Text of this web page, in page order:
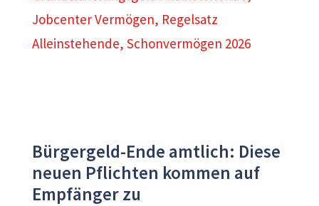
Jobcenter Vermögen, Regelsatz
Alleinstehende, Schonvermögen 2026
Bürgergeld-Ende amtlich: Diese
neuen Pflichten kommen auf
Empfänger zu